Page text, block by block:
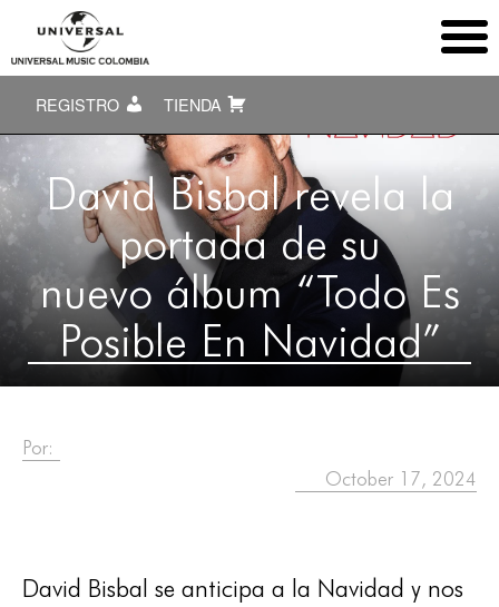
REGISTRO TIENDA
David Bisbal revela la
portada de su
nuevo álbum “Todo Es
Posible En Navidad”
Por:
October 17, 2024
David Bisbal se anticipa a la Navidad y nos